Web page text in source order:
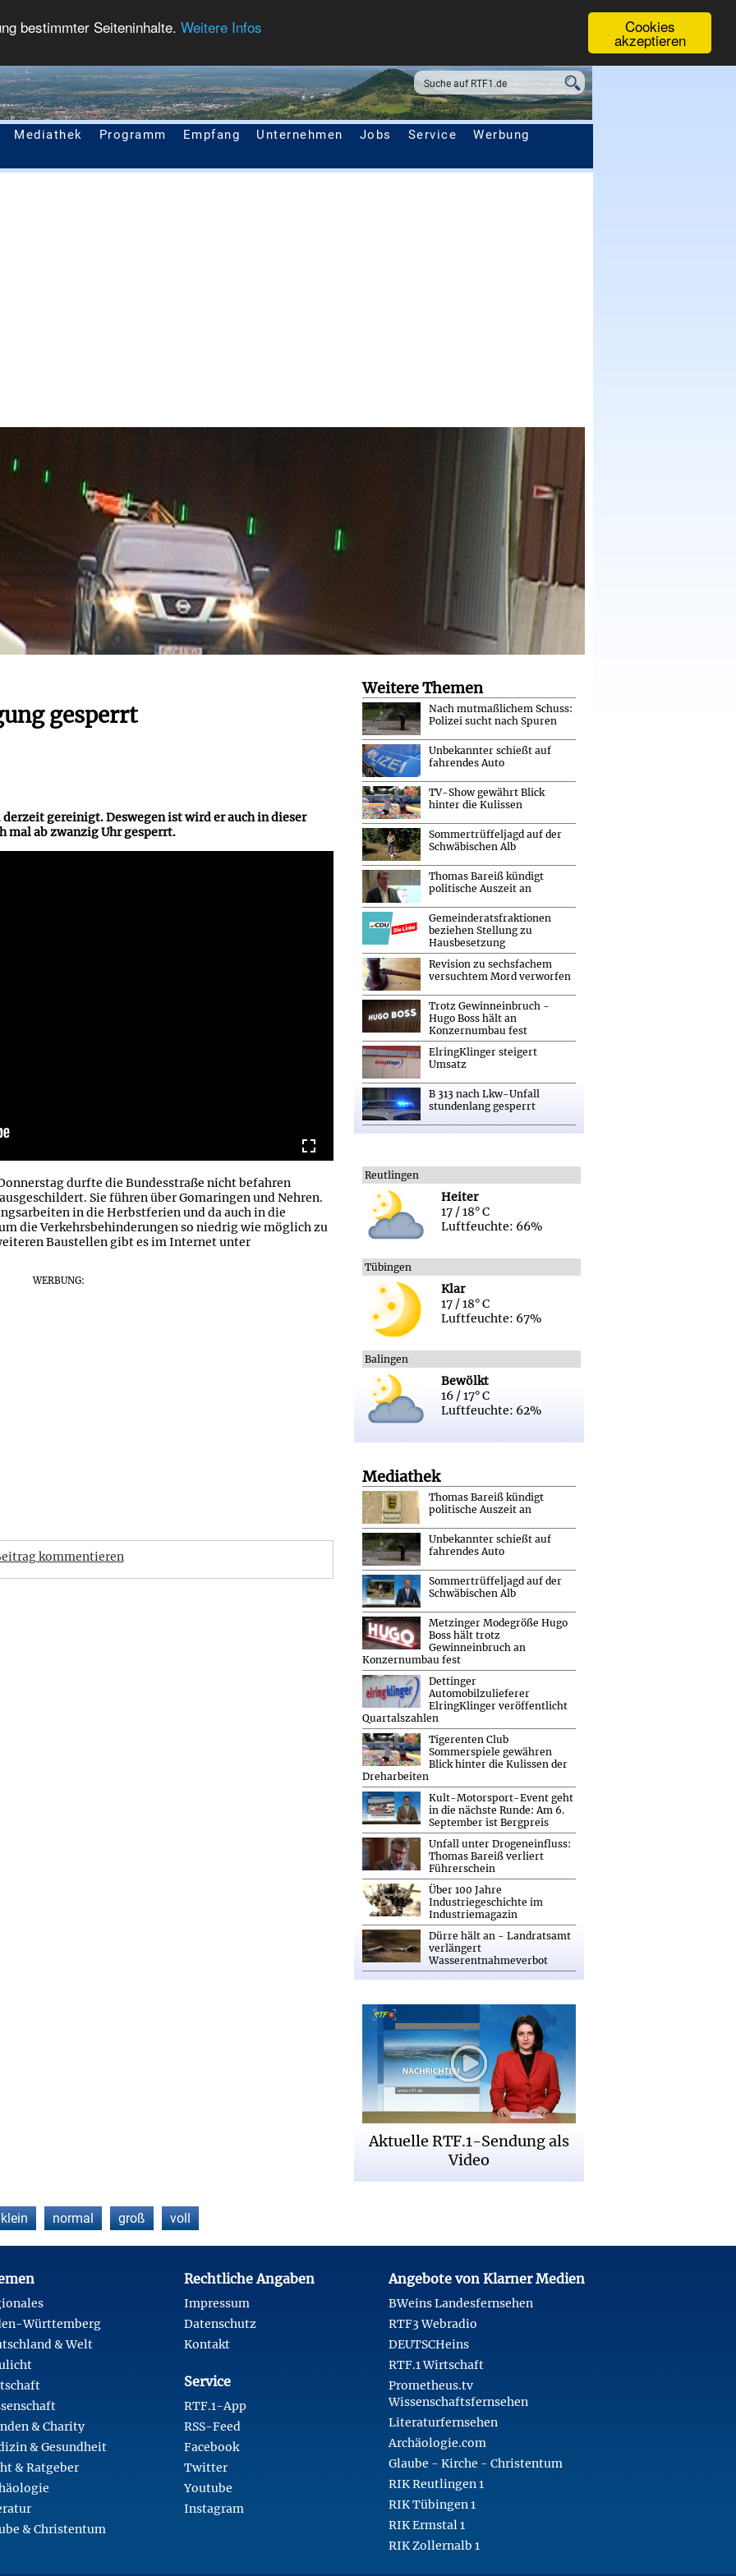
Cookies
akzeptieren
bestimmter Seiteninhalte. Weitere Infos
Mediathek Programm Empfang Unternehmen Jobs Service Werbung
gesperrt
gereinigt. Deswegen ist wird er auch in dieser
mal ab zwanzig Uhr gesperrt.
durfte die Bundesstraße nicht befahren
Sie führen über Gomaringen und Nehren.
in die Herbstferien und da auch in die
die Verkehrsbehinderungen so niedrig wie möglich zu
Baustellen gibt es im Internet unter
WERBUNG:
kommentieren
Weitere Themen
Nach mutmaßlichem Schuss:
Polizei sucht nach Spuren
Unbekannter schießt auf
fahrendes Auto
TV-Show gewährt Blick
hinter die Kulissen
Sommertrüffeljagd auf der
Schwäbischen Alb
Thomas Bareiß kündigt
politische Auszeit an
Gemeinderatsfraktionen
beziehen Stellung zu
Hausbesetzung
Revision zu sechsfachem
versuchtem Mord verworfen
Trotz Gewinneinbruch -
Hugo Boss hält an
Konzernumbau fest
ElringKlinger steigert
Umsatz
B 313 nach Lkw-Unfall
stundenlang gesperrt
Reutlingen
Heiter
17 / 18° C
Luftfeuchte: 66%
Tübingen
Klar
17 / 18° C
Luftfeuchte: 67%
Balingen
Bewölkt
16 / 17° C
Luftfeuchte: 62%
Mediathek
Thomas Bareiß kündigt
politische Auszeit an
Unbekannter schießt auf
fahrendes Auto
Sommertrüffeljagd auf der
Schwäbischen Alb
Metzinger Modegröße Hugo
Boss hält trotz
Gewinneinbruch an
Konzernumbau fest
Dettinger
Automobilzulieferer
ElringKlinger veröffentlicht
Quartalszahlen
Tigerenten Club
Sommerspiele gewähren
Blick hinter die Kulissen der
Dreharbeiten
Kult-Motorsport-Event geht
in die nächste Runde: Am 6.
September ist Bergpreis
Unfall unter Drogeneinfluss:
Thomas Bareiß verliert
Führerschein
Über 100 Jahre
Industriegeschichte im
Industriemagazin
Dürre hält an - Landratsamt
verlängert
Wasserentnahmeverbot
Aktuelle RTF.1-Sendung als
Video
klein normal groß voll
Württemberg
& Welt
& Charity
& Gesundheit
& Ratgeber
& Christentum
Rechtliche Angaben
Impressum
Datenschutz
Kontakt
Service
RTF.1-App
RSS-Feed
Facebook
Twitter
Youtube
Instagram
Angebote von Klarner Medien
BWeins Landesfernsehen
RTF3 Webradio
DEUTSCHeins
RTF.1 Wirtschaft
Prometheus.tv
Wissenschaftsfernsehen
Literaturfernsehen
Archäologie.com
Glaube - Kirche - Christentum
RIK Reutlingen 1
RIK Tübingen 1
RIK Ermstal 1
RIK Zollernalb 1